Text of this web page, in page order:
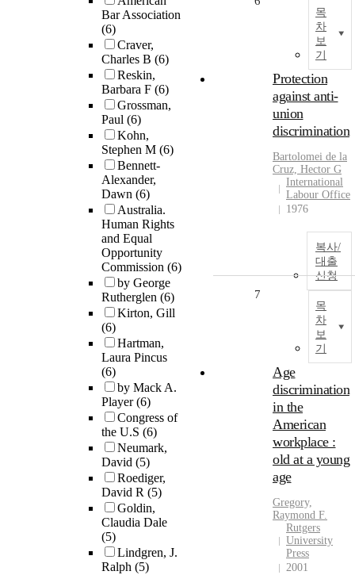
Bar Association
(6)
Craver,
Charles B (6)
Reskin,
Barbara F (6)
Grossman,
Paul (6)
Kohn,
Stephen M (6)
Bennett-
Alexander,
Dawn (6)
Australia.
Human Rights
and Equal
Opportunity
Commission (6)
by George
Rutherglen (6)
Kirton, Gill
(6)
Hartman,
Laura Pincus
(6)
by Mack A.
Player(6)
Congress of
the U.S (6)
Neumark,
David (5)
Roediger,
David R (5)
Goldin,
Claudia Dale
(5)
Lindgren, J.
Ralph (5)
목
차
보
기
Protection
against anti-
union
discrimination
Bartolomei de la
Cruz, Hector G
International
Labour Office
1976
복사/
대출
신청
목
차
보
기
7
Age
discrimination
in the
American
workplace :
old at a young
age
Gregory,
Raymond F.
Rutgers
University
Press
2001